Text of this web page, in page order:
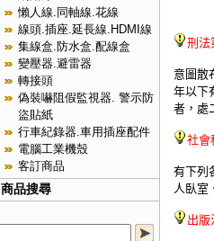
懶人線.同軸線.花線
線頭.插座.延長線.HDMI線
集線盒.防水盒.配線盒
變壓器.避雷器
轉接頭
偽裝嚇阻假監視器. 警示防
盜貼紙
行車紀錄器.車用插座配件
電腦工業機殼
客訂商品
商品搜尋
刑法
意圖散
年以下
者，處
社會
有下列
人臥室
出版